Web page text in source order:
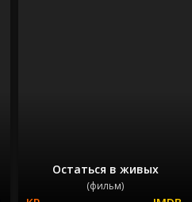
Остаться в живых
(фильм)